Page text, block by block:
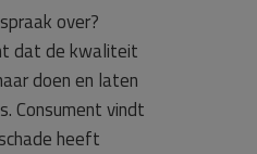
over?
dat de kwaliteit
doen en laten
Consument vindt
heeft